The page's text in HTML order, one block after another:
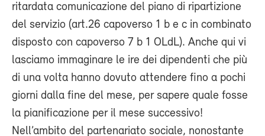
ritardata comunicazione del piano di ripartizione
del servizio (art.26 capoverso 1 b e c in combinato
disposto con capoverso 7 b 1 OLdL). Anche qui vi
lasciamo immaginare le ire dei dipendenti che più
di una volta hanno dovuto attendere fino a pochi
giorni dalla fine del mese, per sapere quale fosse
la pianificazione per il mese successivo!
Nell’ambito del partenariato sociale, nonostante